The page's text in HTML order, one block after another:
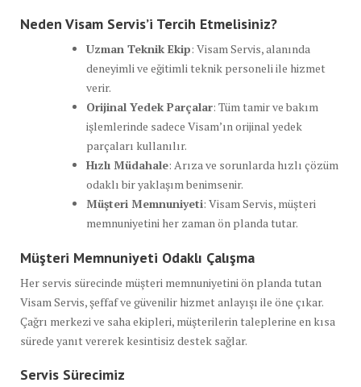
Neden Visam Servis’i Tercih Etmelisiniz?
Uzman Teknik Ekip: Visam Servis, alanında
deneyimli ve eğitimli teknik personeli ile hizmet
verir.
Orijinal Yedek Parçalar: Tüm tamir ve bakım
işlemlerinde sadece Visam’ın orijinal yedek
parçaları kullanılır.
Hızlı Müdahale: Arıza ve sorunlarda hızlı çözüm
odaklı bir yaklaşım benimsenir.
Müşteri Memnuniyeti: Visam Servis, müşteri
memnuniyetini her zaman ön planda tutar.
Müşteri Memnuniyeti Odaklı Çalışma
Her servis sürecinde müşteri memnuniyetini ön planda tutan
Visam Servis, şeffaf ve güvenilir hizmet anlayışı ile öne çıkar.
Çağrı merkezi ve saha ekipleri, müşterilerin taleplerine en kısa
sürede yanıt vererek kesintisiz destek sağlar.
Servis Sürecimiz